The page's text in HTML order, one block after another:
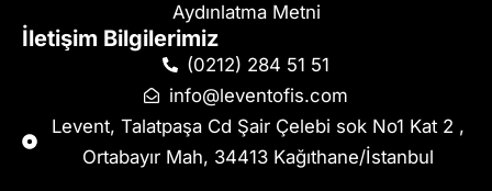
Aydınlatma Metni
İletişim Bilgilerimiz
(0212) 284 51 51
info@leventofis.com
Levent, Talatpaşa Cd Şair Çelebi sok No1 Kat 2 ,
Ortabayır Mah, 34413 Kağıthane/İstanbul